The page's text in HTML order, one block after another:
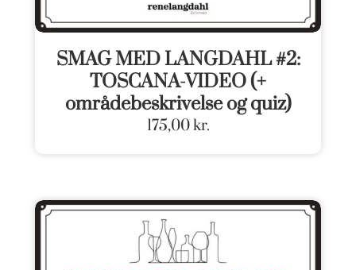
SMAG MED LANGDAHL #2:
TOSCANA-VIDEO (+
områdebeskrivelse og quiz)
175,00kr.